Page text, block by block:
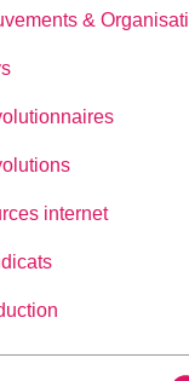
&
internet